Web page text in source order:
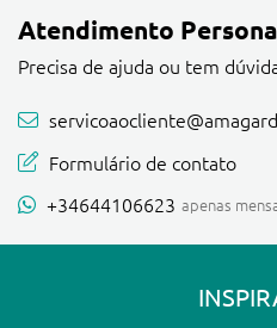
Atendimento
Precisa de ajuda ou tem
Formulário de contato
+34644106623 apenas